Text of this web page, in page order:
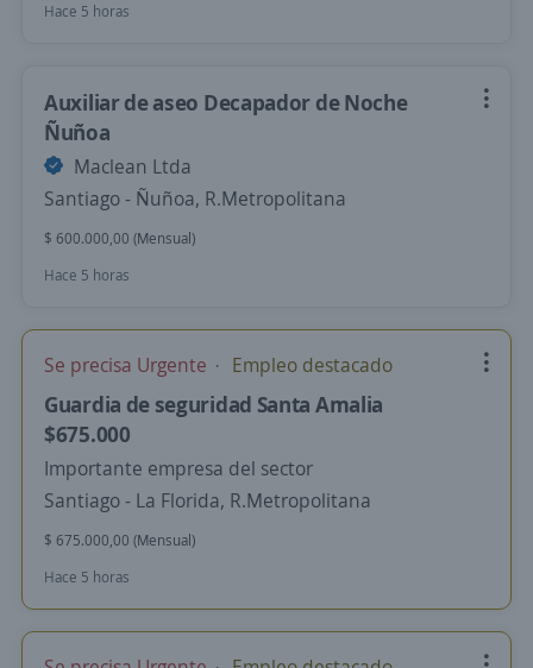
Hace 5 horas
Auxiliar de aseo Decapador de Noche
Ñuñoa
Maclean Ltda
Santiago - Ñuñoa, R.Metropolitana
$ 600.000,00 (Mensual)
Hace 5 horas
Se precisa Urgente Empleo destacado
Guardia de seguridad Santa Amalia
$675.000
Importante empresa del sector
Santiago - La Florida, R.Metropolitana
$ 675.000,00 (Mensual)
Hace 5 horas